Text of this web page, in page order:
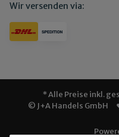
Wir versenden via:
* Alle Preise inkl.
© J+A Handels GmbH